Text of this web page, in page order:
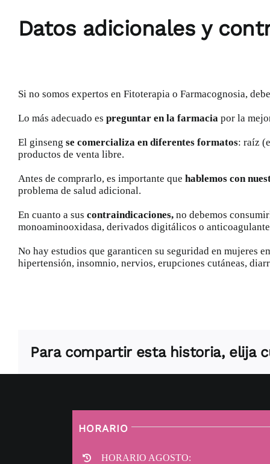
Datos adicionales y
Si no somos expertos en Fitoterapia o Farmacognosia,
Lo más adecuado es preguntar en la farmacia por la
El ginseng se comercializa en diferentes formatos: raíz
productos de venta libre.
Antes de comprarlo, es importante que hablemos con
problema de salud adicional.
En cuanto a sus contraindicaciones, no debemos
monoaminooxidasa, derivados digitálicos o
No hay estudios que garanticen su seguridad en mujeres
hipertensión, insomnio, nervios, erupciones cutáneas,
Para compartir esta historia, elija
HORARIO
HORARIO AGOSTO: